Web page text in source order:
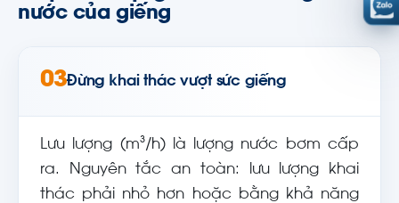
nước của giếng
03Đừng khai thác vượt sức giếng
Lưu lượng (m³/h) là lượng nước bơm cấp
ra. Nguyên tắc an toàn: lưu lượng khai
thác phải nhỏ hơn hoặc bằng khả năng